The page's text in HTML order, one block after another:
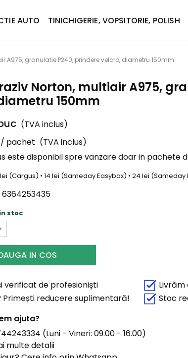
AUTO TINICHIGERIE, VOPSITORIE, POLISH
A975, granulatie P240, prindere velcro, diametru 150mm
Norton, multiair A975,
150mm
(TVA inclus)
/ pachet (TVA inclus)
este disponibil spre vanzare doar in pachete
(Cargus) • 14 lei (Sameday Easybox) • 24 lei
6364253435
stoc
IN COS
verificat de profesioniști
Primești reducere suplimentară!
Stoc
ajuta?
(Luni - Vineri: 09.00 - 16.00)
multe detalii